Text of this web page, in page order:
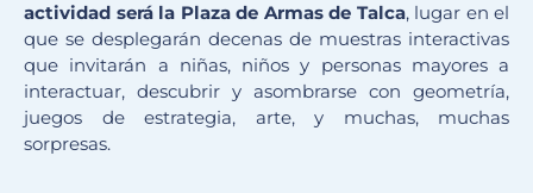
actividad será la Plaza de Armas de Talca, lugar en el
que se desplegarán decenas de muestras interactivas
que invitarán a niñas, niños y personas mayores a
interactuar, descubrir y asombrarse con geometría,
juegos de estrategia, arte, y muchas, muchas
sorpresas.